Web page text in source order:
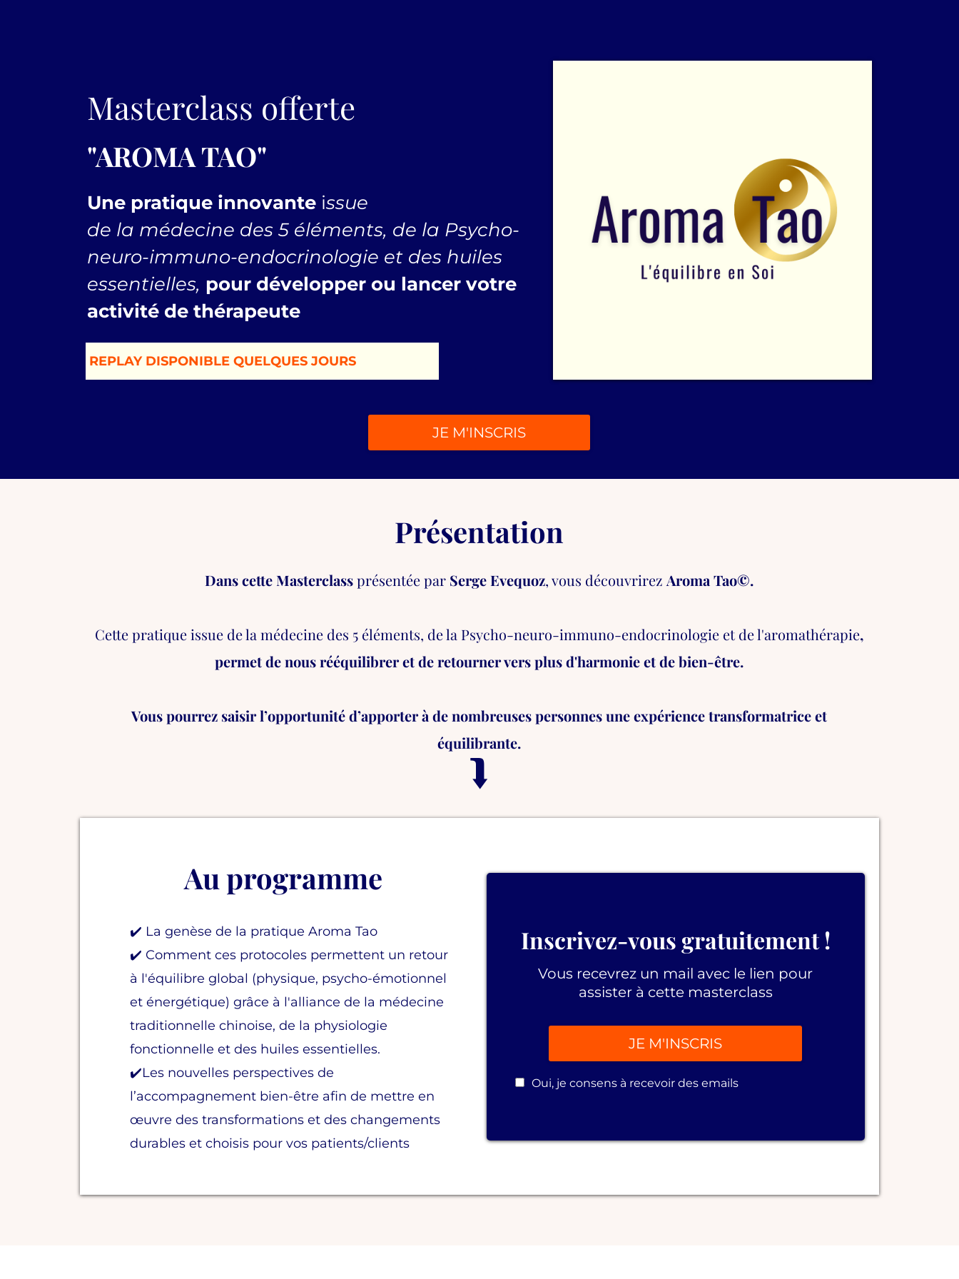
Masterclass offerte
"AROMA TAO"
Une pratique innovante issue
de la médecine des 5 éléments, de la Psycho-
neuro-immuno-endocrinologie et des huiles
essentielles, pour développer ou lancer votre
activité de thérapeute
REPLAY DISPONIBLE QUELQUES JOURS
JE M'INSCRIS
Présentation
Dans cette Masterclassprésentée par Serge Evequoz, vous découvrirezAroma Tao©.
Cette pratique issue de la médecine des 5 éléments, de la Psycho-neuro-immuno-endocrinologie et de l'aromathérapie,
permet de nous rééquilibrer et de retourner vers plus d'harmonie et de bien-être.
Vous pourrez saisir l’opportunité d’apporter à de nombreuses personnes une expérience transformatrice et
équilibrante.
⮯
Au programme
✔️ La genèse de la pratique Aroma Tao
✔️ Comment ces protocoles permettent un retour
à l'équilibre global (physique, psycho-émotionnel
et énergétique) grâce à l'alliance de la médecine
traditionnelle chinoise, de la physiologie
fonctionnelle et des huiles essentielles.
✔️Les nouvelles perspectives de
l’accompagnement bien-être afin de mettre en
œuvre des transformations et des changements
durables et choisis pour vos patients/clients
Inscrivez-vous gratuitement !
Vous recevrez un mail avec le lien pour
assister à cette masterclass
JE M'INSCRIS
Oui, je consens à recevoir des emails